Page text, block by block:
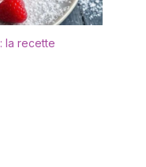
la recette